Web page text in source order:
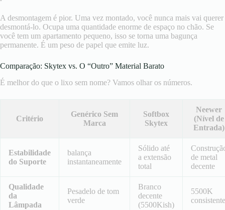
A desmontagem é pior. Uma vez montado, você nunca mais vai querer
desmontá-lo. Ocupa uma quantidade enorme de espaço no chão. Se
você tem um apartamento pequeno, isso se torna uma bagunça
permanente. É um peso de papel que emite luz.
Comparação: Skytex vs. O “Outro” Material Barato
É melhor do que o lixo sem nome? Vamos olhar os números.
Critério
Genérico Sem
Marca
Softbox
Skytex
Neewer
(Nível de
Entrada)
Estabilidade
do Suporte
balança
instantaneamente
Sólido até
a extensão
total
de metal
decente
Qualidade
da
Lâmpada
Pesadelo de tom
verde
Branco
decente
(5500Kish)
5500K
consistente